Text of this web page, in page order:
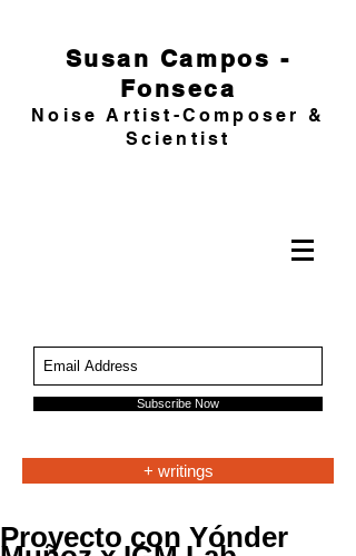
Susan Campos -
Fonseca
Noise Artist-Composer &
Scientist
Subscribe Now
+ writings
Proyecto con Yónder